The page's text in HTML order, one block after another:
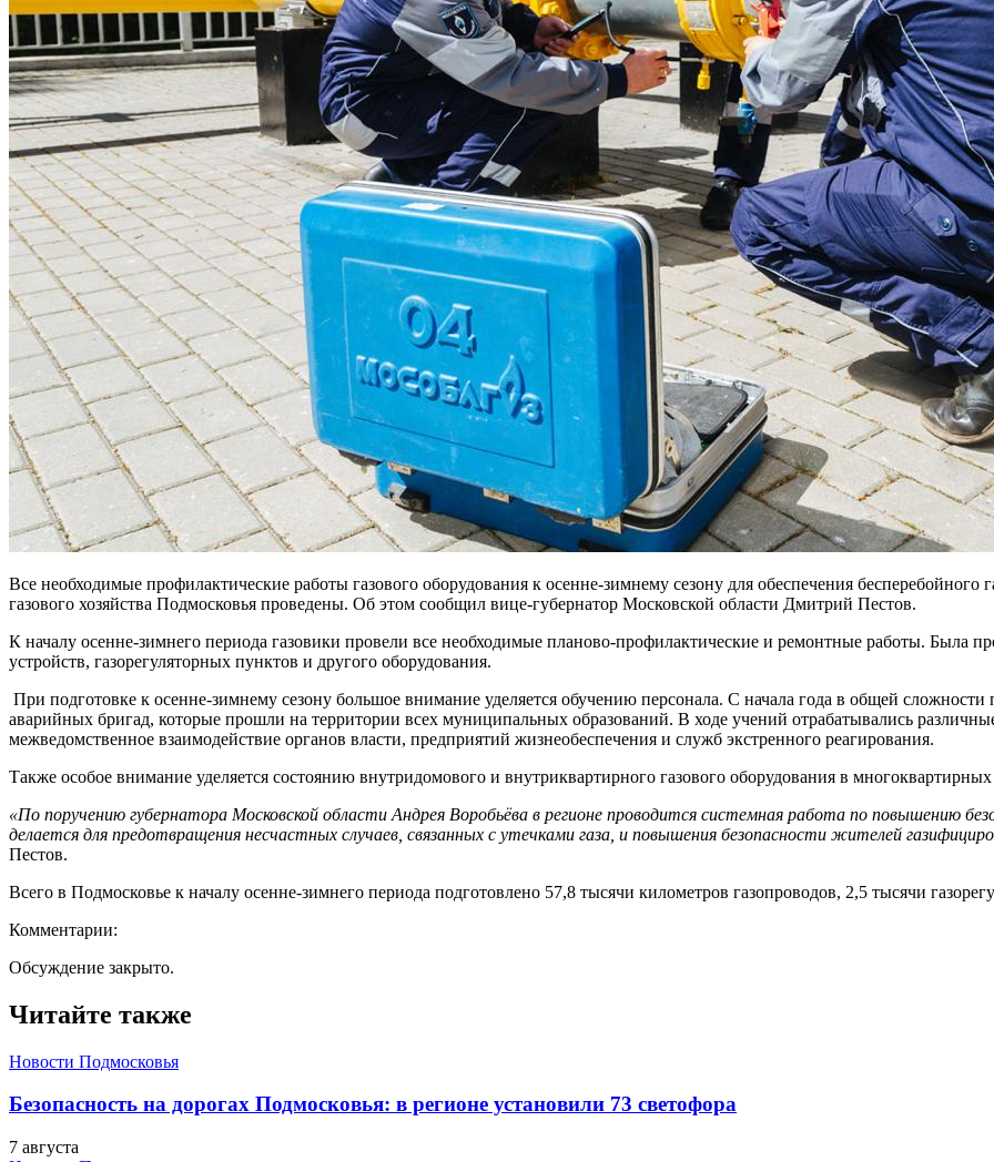
Все необходимые профилактические работы газового оборудования к осенне-зимнему сезону для обеспечения бесперебойного
газового хозяйства Подмосковья проведены. Об этом сообщил вице-губернатор Московской области Дмитрий Пестов.
К началу осенне-зимнего периода газовики провели все необходимые планово-профилактические и ремонтные работы. Была
устройств, газорегуляторных пунктов и другого оборудования.
При подготовке к осенне-зимнему сезону большое внимание уделяется обучению персонала. С начала года в общей
аварийных бригад, которые прошли на территории всех муниципальных образований. В ходе учений отрабатывались
межведомственное взаимодействие органов власти, предприятий жизнеобеспечения и служб экстренного реагирования.
Также особое внимание уделяется состоянию внутридомового и внутриквартирного газового оборудования в
«По поручению губернатора Московской области Андрея Воробьёва в регионе проводится системная работа по повышению
делается для предотвращения несчастных случаев, связанных с утечками газа, и повышения безопасности жителей
Пестов.
Всего в Подмосковье к началу осенне-зимнего периода подготовлено 57,8 тысячи километров газопроводов, 2,5 тысячи
Комментарии:
Обсуждение закрыто.
Читайте также
Новости Подмосковья
Безопасность на дорогах Подмосковья: в регионе установили 73 светофора
7 августа